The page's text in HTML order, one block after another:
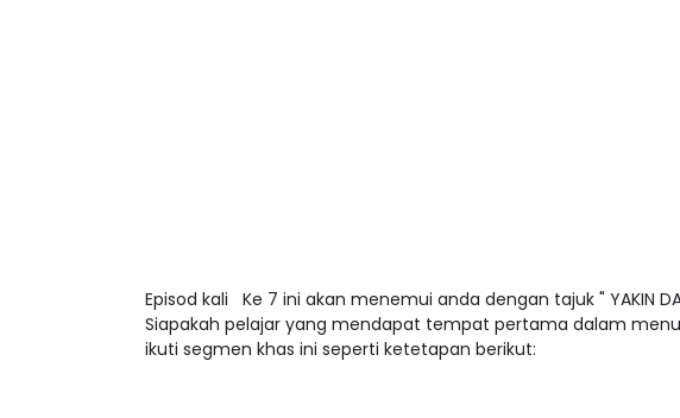
Episod kali Ke 7 ini akan menemui anda dengan tajuk " YAKIN
Siapakah pelajar yang mendapat tempat pertama dalam
ikuti segmen khas ini seperti ketetapan berikut: